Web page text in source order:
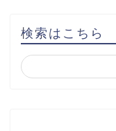
検索はこちら